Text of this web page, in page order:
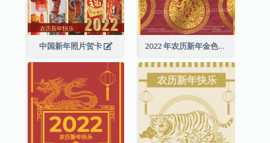
中国新年照片贺卡 2022 年农历新年金色贺卡